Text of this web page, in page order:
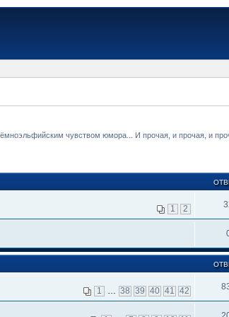
чувством юмора... И прочая, и прочая, и
1 2
1 38 39 40 41 42